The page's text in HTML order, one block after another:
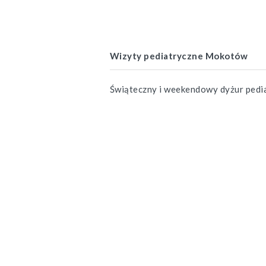
Wizyty pediatryczne Mokotów
Świąteczny i weekendowy dyżur